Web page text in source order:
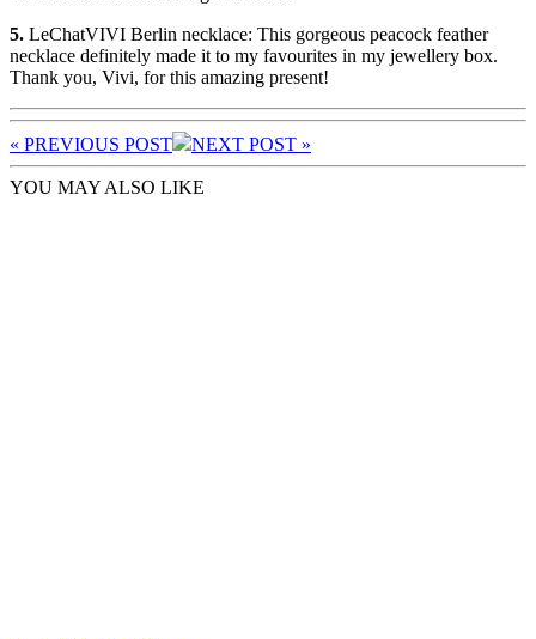
5. LeChatVIVI Berlin necklace: This gorgeous peacock feather
necklace definitely made it to my favourites in my jewellery box.
Thank you, Vivi, for this amazing present!
« PREVIOUS POST NEXT POST »
YOU MAY ALSO LIKE